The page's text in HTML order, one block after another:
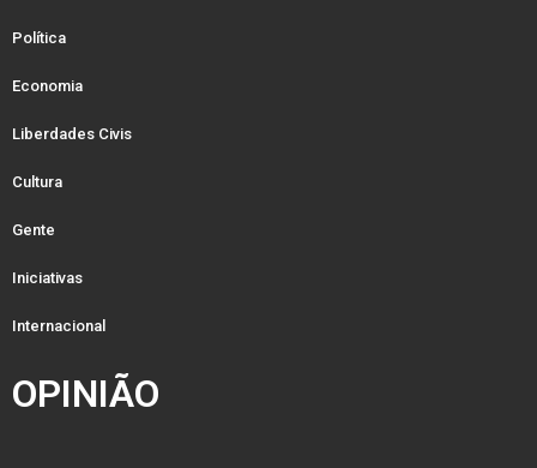
Política
Economia
Liberdades Civis
Cultura
Gente
Iniciativas
Internacional
OPINIÃO